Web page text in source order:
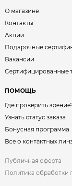
О магазине
Контакты
Акции
Подарочные
Вакансии
Сертифицированные
ПОМОЩЬ
Где проверить
Узнать статус заказа
Бонусная программа
Все о контактных
Публичная оферта
Политика обработки